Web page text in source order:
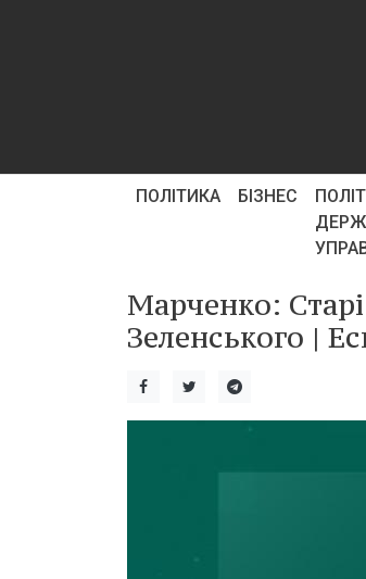
ПОЛІТИКА БІЗНЕС
Марченко:
Зеленського |